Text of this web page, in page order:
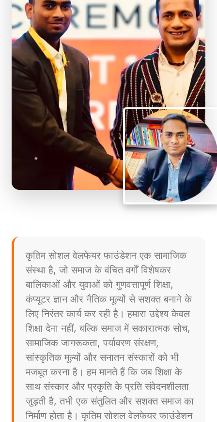
कृतिम सोशल वेलफेयर फाउंडेशन एक सामाजिक
संस्था है, जो समाज के वंचित वर्गों विशेषकर
बालिकाओं और युवाओं को गुणवत्तापूर्ण शिक्षा,
कंप्यूटर ज्ञान और नैतिक मूल्यों से सशक्त बनाने के
लिए निरंतर कार्य कर रही है। हमारा उद्देश्य केवल
शिक्षा देना नहीं, बल्कि समाज में सकारात्मक सोच,
सामाजिक जागरूकता, पर्यावरण संरक्षण,
सांस्कृतिक मूल्यों और सनातन संस्कारों को भी
मजबूत करना है। हम मानते हैं कि जब शिक्षा के
साथ संस्कार और प्रकृति के प्रति संवेदनशीलता
जुड़ती है, तभी एक संतुलित और सशक्त समाज का
निर्माण होता है। कृतिम सोशल वेलफेयर फाउंडेशन